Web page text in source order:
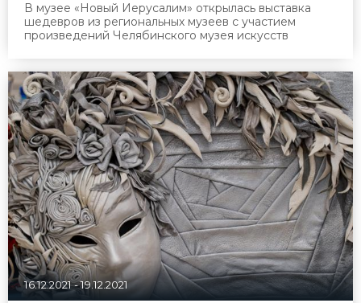
В музее «Новый Иерусалим» открылась выставка
шедевров из региональных музеев с участием
произведений Челябинского музея искусств
16.12.2021-19.12.2021